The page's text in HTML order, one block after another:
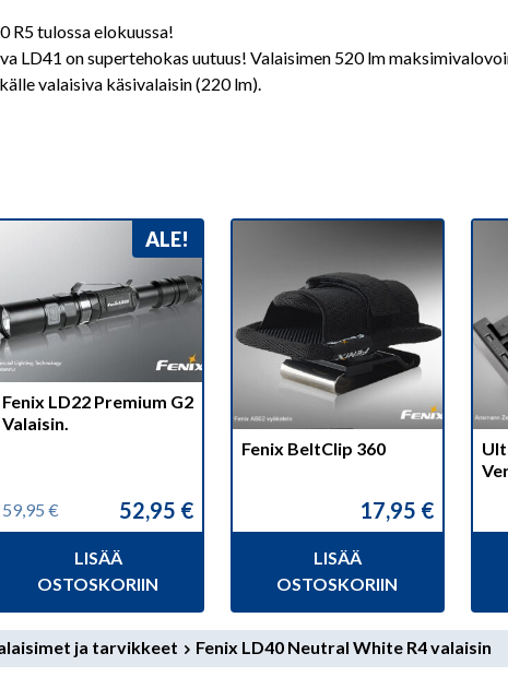
R5 tulossa elokuussa!
LD41 on supertehokas uutuus! Valaisimen 520 lm
valaisiva käsivalaisin (220 lm).
ALE!
Fenix LD22 Premium G2
Valaisin.
59,95€
Alkuperäinen
59,95 €.
52,95 €
Nykyinen
52,95 €.
LISÄÄ
OSTOSKORIIN
Fenix BeltClip 360
17,95 €
LISÄÄ
OSTOSKORIIN
ja tarvikkeet Fenix LD40 Neutral White R4 valaisin